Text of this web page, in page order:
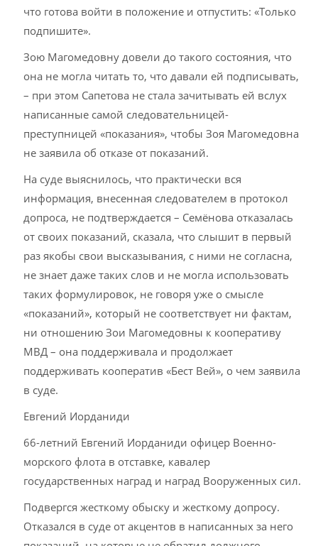
что готова войти в положение и отпустить: «Только
подпишите».
Зою Магомедовну довели до такого состояния, что
она не могла читать то, что давали ей подписывать,
– при этом Сапетова не стала зачитывать ей вслух
написанные самой следовательницей-
преступницей «показания», чтобы Зоя Магомедовна
не заявила об отказе от показаний.
На суде выяснилось, что практически вся
информация, внесенная следователем в протокол
допроса, не подтверждается – Семёнова отказалась
от своих показаний, сказала, что слышит в первый
раз якобы свои высказывания, с ними не согласна,
не знает даже таких слов и не могла использовать
таких формулировок, не говоря уже о смысле
«показаний», который не соответствует ни фактам,
ни отношению Зои Магомедовны к кооперативу
МВД – она поддерживала и продолжает
поддерживать кооператив «Бест Вей», о чем заявила
в суде.
Евгений Иорданиди
­­­­66-летний Евгений Иорданиди офицер Военно-
морского флота в отставке, кавалер
государственных наград и наград Вооруженных сил.
Подвергся жесткому обыску и жесткому допросу.
Отказался в суде от акцентов в написанных за него